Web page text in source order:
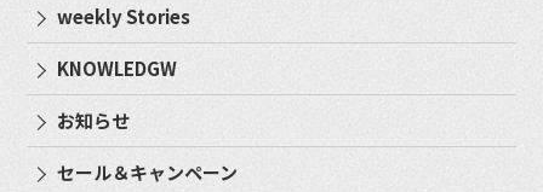
weekly Stories
KNOWLEDGW
お知らせ
セール＆キャンペーン